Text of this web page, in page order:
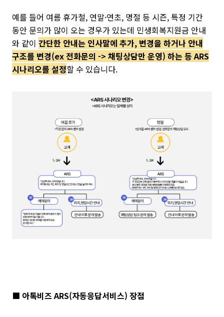
예를 들어 여름 휴가철, 연말·연초, 명절 등 시즌, 특정 기간
동안 문의가 많이 오는 경우가 있는데 민생회복지원금 안내
와 같이 간단한 안내는 인사말에 추가, 변경을 하거나 안내
구조를 변경(ex 전화문의 -> 채팅상담만 운영) 하는 등 ARS
시나리오를 설정할 수 있습니다.
■ 아톡비즈 ARS(자동응답서비스) 장점